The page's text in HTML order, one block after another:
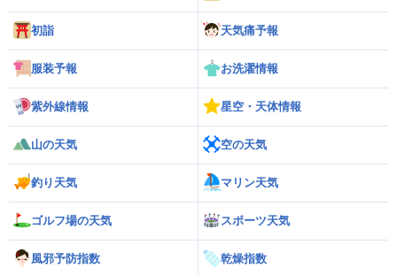
初詣 天気痛予報
服装予報 お洗濯情報
紫外線情報 星空・天体情報
山の天気 空の天気
釣り天気 マリン天気
ゴルフ場の天気 スポーツ天気
風邪予防指数 乾燥指数